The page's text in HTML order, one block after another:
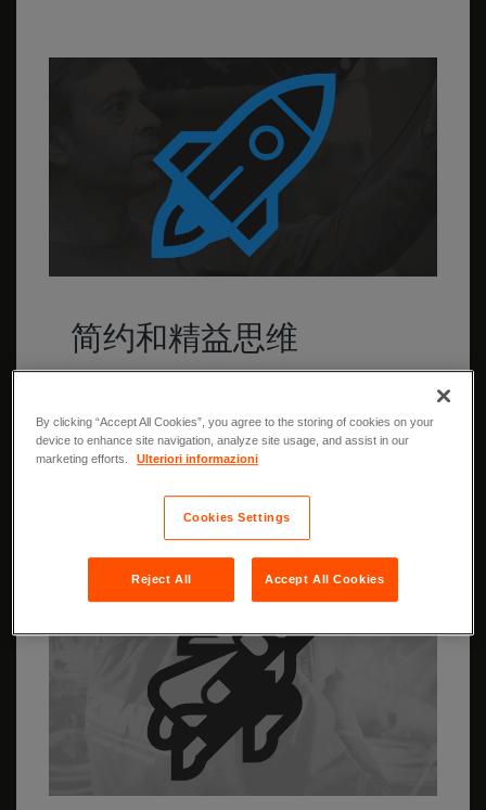
简约和精益思维
By clicking “Accept All Cookies”, you agree to the storing of cookies on your
device to enhance site navigation, analyze site usage, and assist in our
marketing efforts.
Ulteriori informazioni
Cookies Settings
Reject All Accept All Cookies